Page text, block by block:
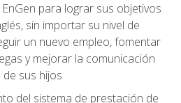
para lograr sus objetivos
sin importar su nivel de
un nuevo empleo, fomentar
y mejorar la comunicación
sus hijos
del sistema de prestación de